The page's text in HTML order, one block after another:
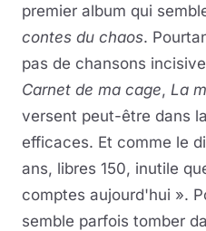
premier album qui
contes du chaos.
pas de chansons
Carnet de ma cage, La
versent peut-être dans
efficaces. Et comme le
ans, libres 150, inutile
comptes aujourd'hui ».
semble parfois tomber